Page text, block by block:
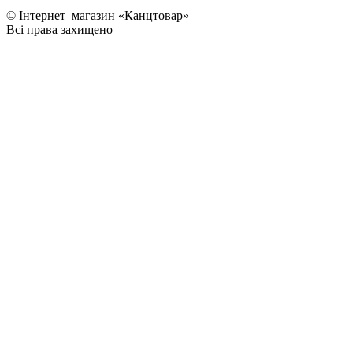
© Інтернет–магазин «Канцтовар»
Всі права захищено